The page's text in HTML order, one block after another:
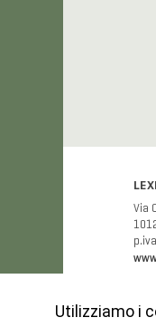
Via
Utilizziamo i